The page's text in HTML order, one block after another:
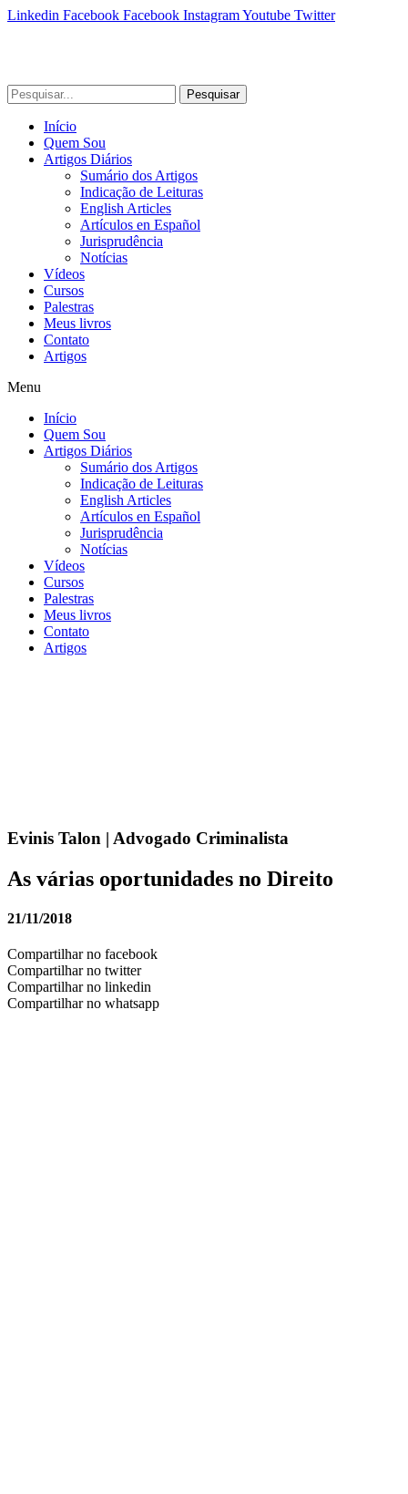
Linkedin Facebook Facebook InstagramYoutube Twitter
Pesquisar
Início
Quem Sou
Artigos Diários
Sumário dos Artigos
Indicação de Leituras
English Articles
Artículos en Español
Jurisprudência
Notícias
Vídeos
Cursos
Palestras
Meus livros
Contato
Artigos
Menu
Início
Quem Sou
Artigos Diários
Sumário dos Artigos
Indicação de Leituras
English Articles
Artículos en Español
Jurisprudência
Notícias
Vídeos
Cursos
Palestras
Meus livros
Contato
Artigos
Evinis Talon | Advogado Criminalista
As várias oportunidades no Direito
21/11/2018
Compartilhar no facebook
Compartilhar no twitter
Compartilhar no linkedin
Compartilhar no whatsapp